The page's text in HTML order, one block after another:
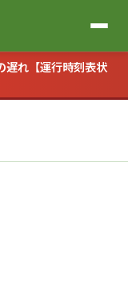
遅れ【運行時刻表状